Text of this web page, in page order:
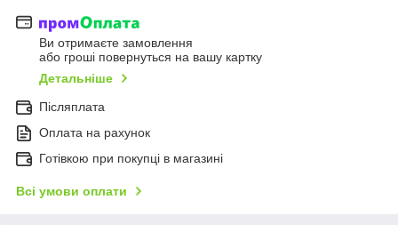
Ви отримаєте замовлення
або гроші повернуться на вашу картку
Детальніше
Післяплата
Оплата на рахунок
Готівкою при покупці в магазині
Всі умови оплати